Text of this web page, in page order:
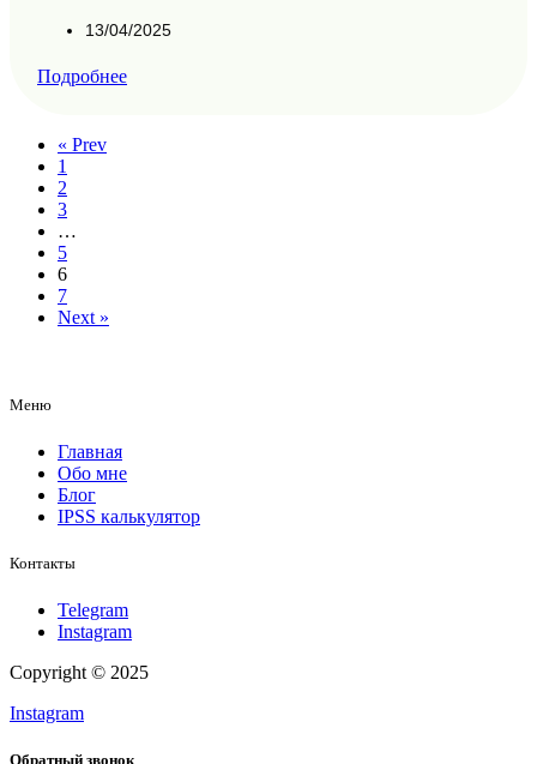
13/04/2025
Подробнее
« Prev
1
2
3
…
5
6
7
Next »
Меню
Главная
Обо мне
Блог
IPSS калькулятор
Контакты
Telegram
Instagram
Copyright © 2025
Instagram
Обратный звонок